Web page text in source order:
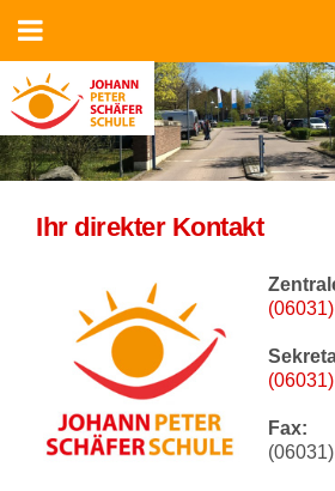
Ihr direkter Kontakt
Fax: